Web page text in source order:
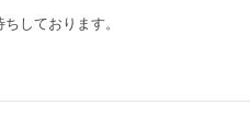
しております。